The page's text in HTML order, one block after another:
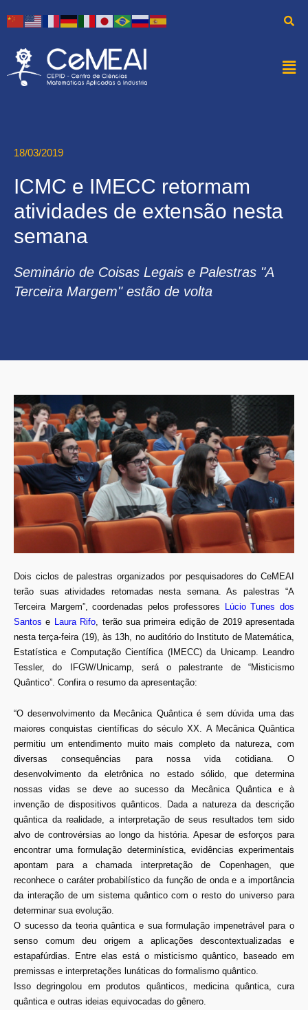
18/03/2019
ICMC e IMECC retormam
atividades de extensão nesta
semana
Seminário de Coisas Legais e Palestras "A
Terceira Margem" estão de volta
Dois ciclos de palestras organizados por pesquisadores do CeMEAI
terão suas atividades retomadas nesta semana. As palestras “A
Terceira Margem”, coordenadas pelos professores
Lúcio Tunes dos
Santos e Laura Rifo, terão sua primeira edição de 2019 apresentada
nesta terça-feira (19), às 13h, no auditório do Instituto de Matemática,
Estatística e Computação Científica (IMECC) da Unicamp. Leandro
Tessler, do IFGW/Unicamp, será o palestrante de “Misticismo
Quântico”. Confira o resumo da apresentação:
“O desenvolvimento da Mecânica Quântica é sem dúvida uma das
maiores conquistas científicas do século XX. A Mecânica Quântica
permitiu um entendimento muito mais completo da natureza, com
diversas consequências para nossa vida cotidiana. O
desenvolvimento da eletrônica no estado sólido, que determina
nossas vidas se deve ao sucesso da Mecânica Quântica e à
invenção de dispositivos quânticos. Dada a natureza da descrição
quântica da realidade, a interpretação de seus resultados tem sido
alvo de controvérsias ao longo da história. Apesar de esforços para
encontrar uma formulação determinística, evidências experimentais
apontam para a chamada interpretação de Copenhagen, que
reconhece o caráter probabilístico da função de onda e a importância
da interação de um sistema quântico com o resto do universo para
determinar sua evolução.
O sucesso da teoria quântica e sua formulação impenetrável para o
senso comum deu origem a aplicações descontextualizadas e
estapafúrdias. Entre elas está o misticismo quântico, baseado em
premissas e interpretações lunáticas do formalismo quântico.
Isso degringolou em produtos quânticos, medicina quântica, cura
quântica e outras ideias equivocadas do gênero.